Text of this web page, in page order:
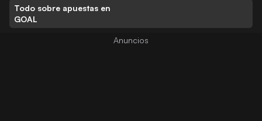
Todo sobre apuestas en
GOAL